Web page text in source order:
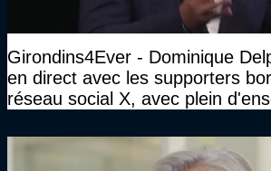
Girondins4Ever - Dominique
en direct avec les supporters
réseau social X, avec plein